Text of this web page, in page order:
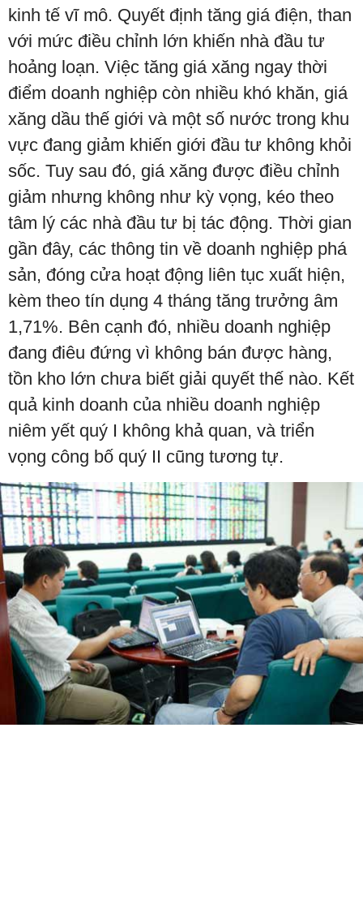
kinh tế vĩ mô. Quyết định tăng giá điện, than
với mức điều chỉnh lớn khiến nhà đầu tư
hoảng loạn. Việc tăng giá xăng ngay thời
điểm doanh nghiệp còn nhiều khó khăn, giá
xăng dầu thế giới và một số nước trong khu
vực đang giảm khiến giới đầu tư không khỏi
sốc. Tuy sau đó, giá xăng được điều chỉnh
giảm nhưng không như kỳ vọng, kéo theo
tâm lý các nhà đầu tư bị tác động. Thời gian
gần đây, các thông tin về doanh nghiệp phá
sản, đóng cửa hoạt động liên tục xuất hiện,
kèm theo tín dụng 4 tháng tăng trưởng âm
1,71%. Bên cạnh đó, nhiều doanh nghiệp
đang điêu đứng vì không bán được hàng,
tồn kho lớn chưa biết giải quyết thế nào. Kết
quả kinh doanh của nhiều doanh nghiệp
niêm yết quý I không khả quan, và triển
vọng công bố quý II cũng tương tự.